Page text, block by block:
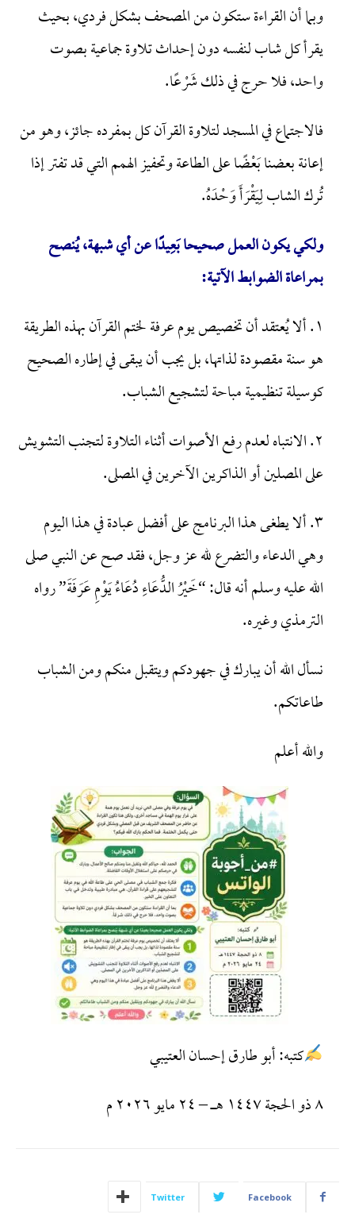
وبما أن القراءة ستكون من المصحف بشكل فردي، بحيث
يقرأ كل شاب لنفسه دون إحداث تلاوة جماعية بصوت
واحد، فلا حرج في ذلك شَرْعًا.
فالاجتماع في المسجد لتلاوة القرآن كل بمفرده جائز، وهو من
إعانة بعضنا بَعْضًا على الطاعة وتحفيز الهمم التي قد تفتر إذا
تُرك الشاب لِيَقْرَأَ وَحْدَهُ.
ولكي يكون العمل صحيحا بَعِيدًا عن أي شبهة، يُنصح
بمراعاة الضوابط الآتية:
١. ألا يُعتقد أن تخصيص يوم عرفة لختم القرآن بهذه الطريقة
هو سنة مقصودة لذاتها، بل يجب أن يبقى في إطاره الصحيح
كوسيلة تنظيمية مباحة لتشجيع الشباب.
٢. الانتباه لعدم رفع الأصوات أثناء التلاوة لتجنب التشويش
على المصلين أو الذاكرين الآخرين في المصلى.
٣. ألا يطغى هذا البرنامج على أفضل عبادة في هذا اليوم
وهي الدعاء والتضرع لله عز وجل، فقد صح عن النبي صلى
الله عليه وسلم أنه قال: “خَيْرُ الدُّعَاءِ دُعَاءُ يَوْمِ عَرَفَةَ” رواه
الترمذي وغيره.
نسأل الله أن يبارك في جهودكم ويتقبل منكم ومن الشباب
طاعاتكم.
والله أعلم
كتبه: أبو طارق إحسان العتيبي
٨ ذو الحجة ١٤٤٧ هـ – ٢٤ مايو ٢٠٢٦ م
Facebook
Twitter